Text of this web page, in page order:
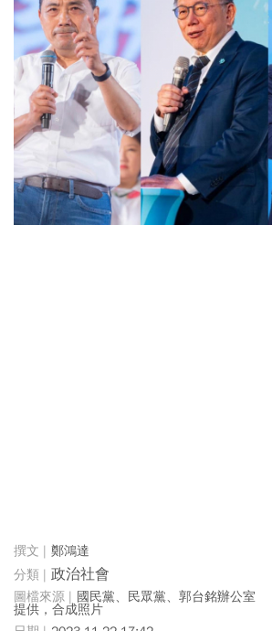
鄭鴻達
政治社會
國民黨、民眾黨、郭台銘辦公室
提供，合成照片